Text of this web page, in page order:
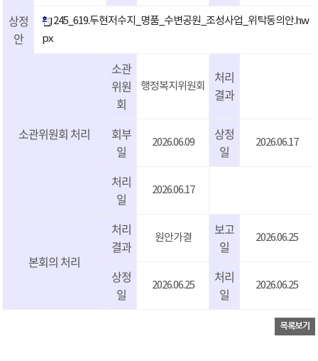
상정
안
245_619.두현저수지_명품_수변공원_조성사업_위탁동의안.hw
px
소관위원회 처리
소관
위원
회
행정복지위원회
처리
결과
회부
일
2026.06.09
상정
일
2026.06.17
처리
일
2026.06.17
본회의 처리
처리
결과
원안가결
보고
일
2026.06.25
상정
일
2026.06.25
처리
일
2026.06.25